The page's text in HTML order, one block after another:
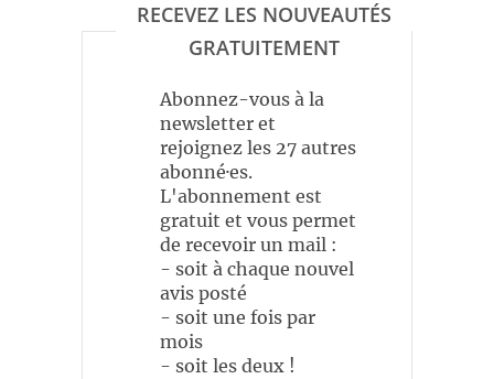
RECEVEZ LES NOUVEAUTÉS
GRATUITEMENT
Abonnez-vous à la
newsletter et
rejoignez les 27 autres
abonné·es.
L'abonnement est
gratuit et vous permet
de recevoir un mail :
- soit à chaque nouvel
avis posté
- soit une fois par
mois
- soit les deux !